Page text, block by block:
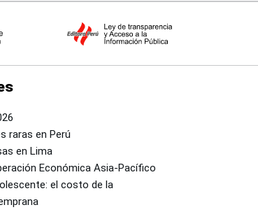
raras en Perú
en Lima
Económica Asia-Pacífico
el costo de la